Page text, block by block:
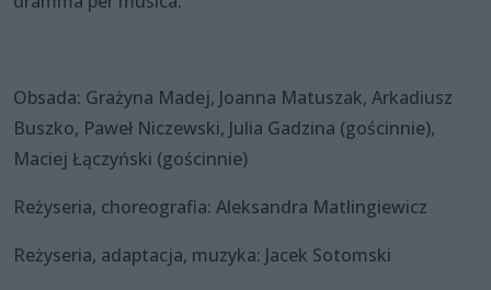
Obsada: Grażyna Madej, Joanna Matuszak, Arkadiusz
Buszko, Paweł Niczewski, Julia Gadzina (gościnnie),
Maciej Łączyński (gościnnie)
Reżyseria, choreografia: Aleksandra Matlingiewicz
Reżyseria, adaptacja, muzyka: Jacek Sotomski